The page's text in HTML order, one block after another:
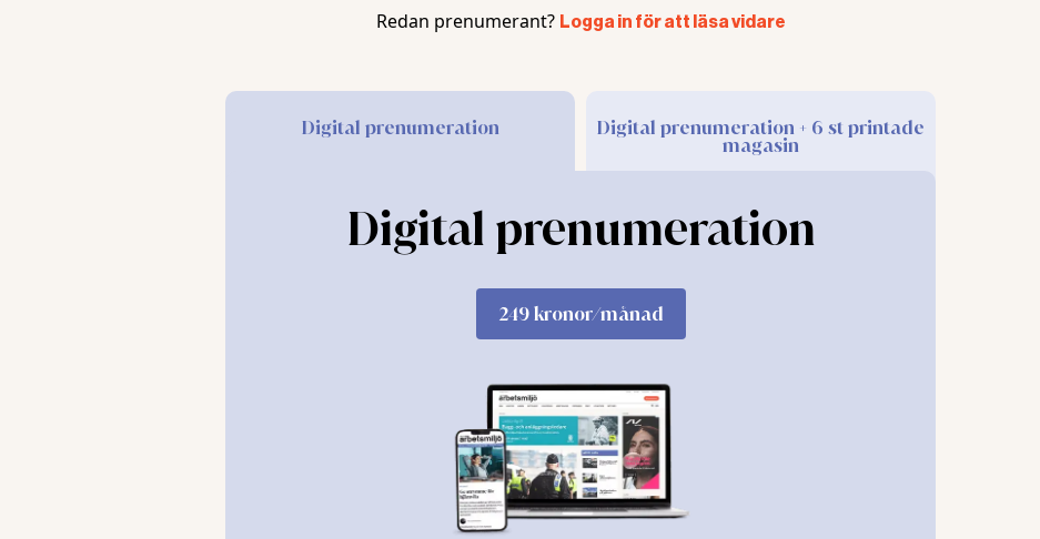
trädde ikraft 2016. Syftet har varit att undersöka vilka effekter den haft på samhället och arbetsmiljön i stort.
Har den underlättat arbetet med organisatorisk och social arbetsmiljö och har den påverkat sjukfrånvaro
Det visade sig vara svårt att se något samband mellan föreskriften och sjukfrånvaron. Arbetssjukdomar har
minskat sedan 2016, men det går inte att säga att det beror på föreskriften. Till saken hör också att även
sjuknärvaro kan vara ett tecken på arbetsmiljöproblem.
Forskare vid Karolinska institutet ficki uppdrag att kartlägga tidigare studier av att implementera
arbetsmiljöföreskrifter. Det visade sig inte finnas så många studier, men forskarna såg att många insatser
och yoga var vanligare än att göra något i organisationen.
förebygga psykisk ohälsa på arbetsplatsen. Det är lättare att hitta utmaningar än att utforma rätt insatser.
Det kan vara svårt att få personalen att känna sig delaktig och att inte uppleva interventionen som en
belastning i arbetet. Stöd från arbetsmiljökonsulter, företagshälsovård eller forskare kan behövas.
vid Mälardalens universitet fick uppdraget att belysa utmaningar
när föreskrifterna infördes och tillämpades i praktiken. Det gjorde de bland annat genom att ordna två
Redan prenumerant? Logga in för att läsa vidare
Digital prenumeration Digital prenumeration + 6 st printade
magasin
Digital prenumeration
249 kronor/månad